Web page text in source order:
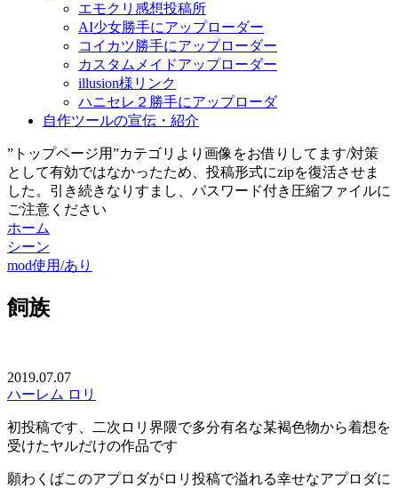
エモクリ感想投稿所
AI少女勝手にアップローダー
コイカツ勝手にアップローダー
カスタムメイドアップローダー
illusion様リンク
ハニセレ２勝手にアップローダ
自作ツールの宣伝・紹介
”トップページ用”カテゴリより画像をお借りしてます/対策
として有効ではなかったため、投稿形式にzipを復活させま
した。引き続きなりすまし、パスワード付き圧縮ファイルに
ご注意ください
ホーム
シーン
mod使用/あり
飼族
2019.07.07
ハーレム ロリ
初投稿です、二次ロリ界隈で多分有名な某褐色物から着想を
受けたヤルだけの作品です
願わくばこのアプロダがロリ投稿で溢れる幸せなアプロダに